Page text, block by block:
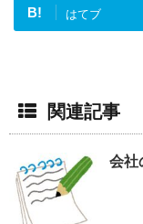
B! はてブ
関連記事
会社